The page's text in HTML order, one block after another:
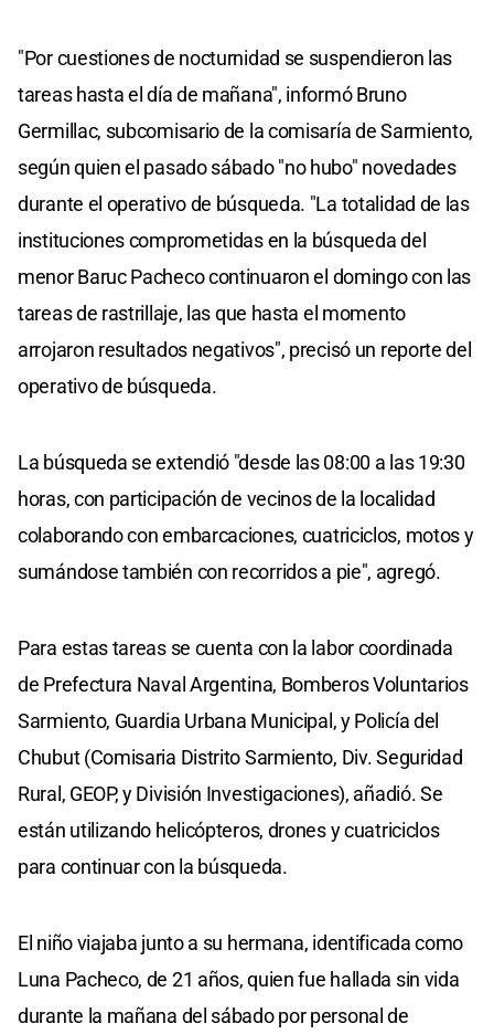
"Por cuestiones de nocturnidad se suspendieron las
tareas hasta el día de mañana", informó Bruno
Germillac, subcomisario de la comisaría de Sarmiento,
según quien el pasado sábado "no hubo" novedades
durante el operativo de búsqueda. "La totalidad de las
instituciones comprometidas en la búsqueda del
menor Baruc Pacheco continuaron el domingo con las
tareas de rastrillaje, las que hasta el momento
arrojaron resultados negativos", precisó un reporte del
operativo de búsqueda.
La búsqueda se extendió "desde las 08:00 a las 19:30
horas, con participación de vecinos de la localidad
colaborando con embarcaciones, cuatriciclos, motos y
sumándose también con recorridos a pie", agregó.
Para estas tareas se cuenta con la labor coordinada
de Prefectura Naval Argentina, Bomberos Voluntarios
Sarmiento, Guardia Urbana Municipal, y Policía del
Chubut (Comisaria Distrito Sarmiento, Div. Seguridad
Rural, GEOP, y División Investigaciones), añadió. Se
están utilizando helicópteros, drones y cuatriciclos
para continuar con la búsqueda.
El niño viajaba junto a su hermana, identificada como
Luna Pacheco, de 21 años, quien fue hallada sin vida
durante la mañana del sábado por personal de